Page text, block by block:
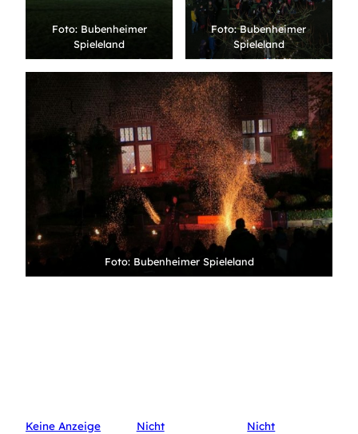
Foto: Bubenheimer
Spieleland
Foto: Bubenheimer
Spieleland
Foto: Bubenheimer Spieleland
Keine Anzeige
Nicht
Nicht